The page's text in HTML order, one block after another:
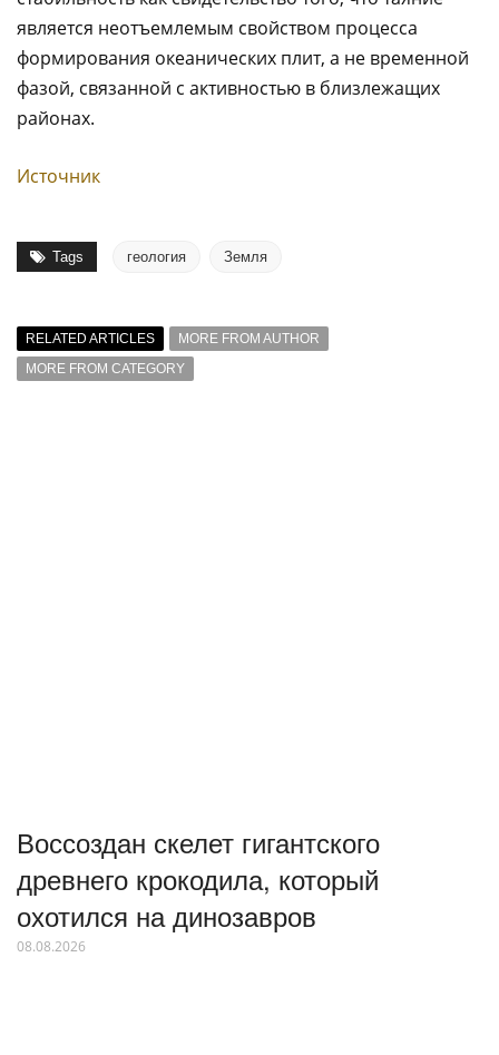
является неотъемлемым свойством процесса
формирования океанических плит, а не временной
фазой, связанной с активностью в близлежащих
районах.
Источник
Tags геология Земля
RELATED ARTICLES
MORE FROM AUTHOR
MORE FROM CATEGORY
Воссоздан скелет гигантского
древнего крокодила, который
охотился на динозавров
08.08.2026